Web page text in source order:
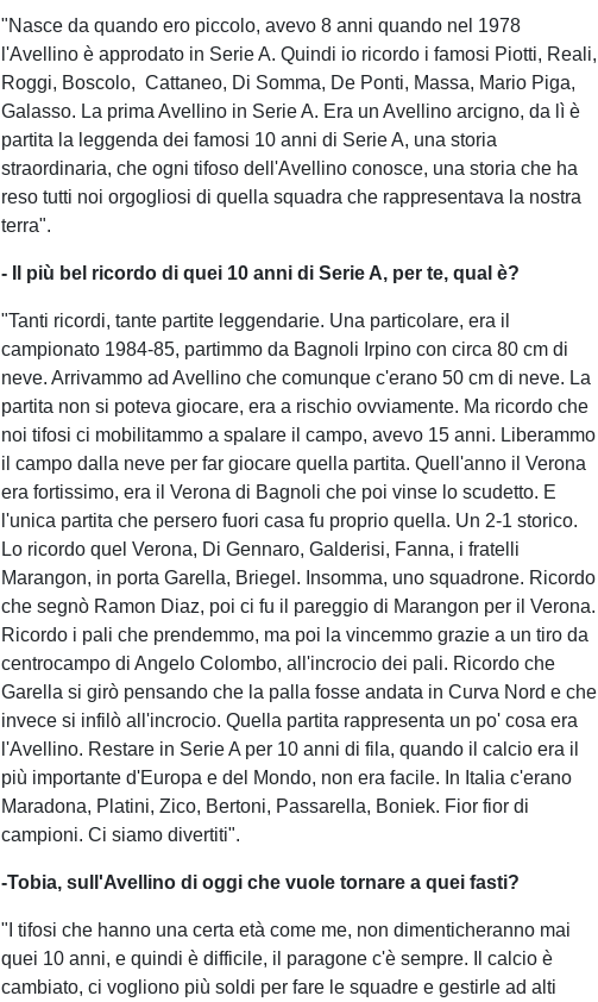
"Nasce da quando ero piccolo, avevo 8 anni quando nel 1978
l'Avellino è approdato in Serie A. Quindi io ricordo i famosi Piotti, Reali,
Roggi, Boscolo, Cattaneo, Di Somma, De Ponti, Massa, Mario Piga,
Galasso. La prima Avellino in Serie A. Era un Avellino arcigno, da lì è
partita la leggenda dei famosi 10 anni di Serie A, una storia
straordinaria, che ogni tifoso dell'Avellino conosce, una storia che ha
reso tutti noi orgogliosi di quella squadra che rappresentava la nostra
terra".
- Il più bel ricordo di quei 10 anni di Serie A, per te, qual è?
"Tanti ricordi, tante partite leggendarie. Una particolare, era il
campionato 1984-85, partimmo da Bagnoli Irpino con circa 80 cm di
neve. Arrivammo ad Avellino che comunque c'erano 50 cm di neve. La
partita non si poteva giocare, era a rischio ovviamente. Ma ricordo che
noi tifosi ci mobilitammo a spalare il campo, avevo 15 anni. Liberammo
il campo dalla neve per far giocare quella partita. Quell'anno il Verona
era fortissimo, era il Verona di Bagnoli che poi vinse lo scudetto. E
l'unica partita che persero fuori casa fu proprio quella. Un 2-1 storico.
Lo ricordo quel Verona, Di Gennaro, Galderisi, Fanna, i fratelli
Marangon, in porta Garella, Briegel. Insomma, uno squadrone. Ricordo
che segnò Ramon Diaz, poi ci fu il pareggio di Marangon per il Verona.
Ricordo i pali che prendemmo, ma poi la vincemmo grazie a un tiro da
centrocampo di Angelo Colombo, all'incrocio dei pali. Ricordo che
Garella si girò pensando che la palla fosse andata in Curva Nord e che
invece si infilò all'incrocio. Quella partita rappresenta un po' cosa era
l'Avellino. Restare in Serie A per 10 anni di fila, quando il calcio era il
più importante d'Europa e del Mondo, non era facile. In Italia c'erano
Maradona, Platini, Zico, Bertoni, Passarella, Boniek. Fior fior di
campioni. Ci siamo divertiti".
-Tobia, sull'Avellino di oggi che vuole tornare a quei fasti?
"I tifosi che hanno una certa età come me, non dimenticheranno mai
quei 10 anni, e quindi è difficile, il paragone c'è sempre. Il calcio è
cambiato, ci vogliono più soldi per fare le squadre e gestirle ad alti